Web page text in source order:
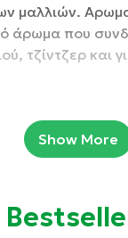
μαλλιών.
άρωμα που
τζίντζερ και
Show More